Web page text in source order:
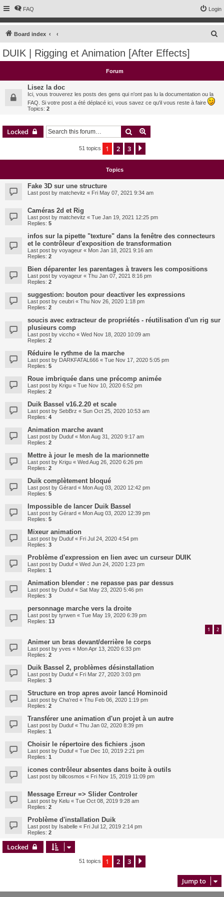
FAQ Login
Board index
c
DUIK | Rigging et Animation [After Effects]
Forum
Lisez la doc
Ici, vous trouverez les posts des gens qui n'ont pas lu la documentation ou la
FAQ. Si votre post a été déplacé ici, vous savez ce qu'il vous reste à faire
Topics: 2
Locked Search
51 topics 1 2 3
Topics
Fake 3D sur une structure
Last post by matchevitz « Fri May 07, 2021 9:34 am
Caméras 2d et Rig
Last post by matchevitz « Tue Jan 19, 2021 12:25 pm
Replies: 5
infos sur la pipette "texture" dans la fenêtre des connecteurs
et le contrôleur d'exposition de transformation
Last post by voyageur « Mon Jan 18, 2021 9:16 am
Replies: 2
Bien déparenter les parentages à travers les compositions
Last post by voyageur « Thu Jan 07, 2021 8:16 pm
Replies: 2
suggestion: bouton pour deactiver les expressions
Last post by ceubri « Thu Nov 26, 2020 1:18 pm
Replies: 2
soucis avec extracteur de propriétés - réutilisation d'un rig sur
plusieurs comp
Last post by viccho « Wed Nov 18, 2020 10:09 am
Replies: 2
Réduire le rythme de la marche
Last post by DARKFATAL666 « Tue Nov 17, 2020 5:05 pm
Replies: 5
Roue imbriquée dans une précomp animée
Last post by Krigu « Tue Nov 10, 2020 6:52 pm
Replies: 2
Duik Bassel v16.2.20 et scale
Last post by SebBrz « Sun Oct 25, 2020 10:53 am
Replies: 4
Animation marche avant
Last post by Duduf « Mon Aug 31, 2020 9:17 am
Replies: 2
Mettre à jour le mesh de la marionnette
Last post by Krigu « Wed Aug 26, 2020 6:26 pm
Replies: 2
Duik complètement bloqué
Last post by Gérard « Mon Aug 03, 2020 12:42 pm
Replies: 5
Impossible de lancer Duik Bassel
Last post by Gérard « Mon Aug 03, 2020 12:39 pm
Replies: 5
Mixeur animation
Last post by Duduf « Fri Jul 24, 2020 4:54 pm
Replies: 3
Problème d'expression en lien avec un curseur DUIK
Last post by Duduf « Wed Jun 24, 2020 1:23 pm
Replies: 1
Animation blender : ne repasse pas par dessus
Last post by Duduf « Sat May 23, 2020 5:46 pm
Replies: 3
personnage marche vers la droite
Last post by tyrwen « Tue May 19, 2020 6:39 pm
Replies: 13
1 2
Animer un bras devant/derrière le corps
Last post by yves « Mon Apr 13, 2020 6:33 pm
Replies: 2
Duik Bassel 2, problèmes désinstallation
Last post by Duduf « Fri Mar 27, 2020 3:03 pm
Replies: 3
Structure en trop apres avoir lancé Hominoid
Last post by Cha'red « Thu Feb 06, 2020 1:19 pm
Replies: 2
Transférer une animation d'un projet à un autre
Last post by Duduf « Thu Jan 02, 2020 8:39 pm
Replies: 1
Choisir le répertoire des fichiers .json
Last post by Duduf « Tue Dec 10, 2019 2:21 pm
Replies: 1
icones contrôleur absentes dans boite à outils
Last post by billcosmos « Fri Nov 15, 2019 11:09 pm
Message Erreur => Slider Controler
Last post by Kelu « Tue Oct 08, 2019 9:28 am
Replies: 2
Problème d'installation Duik
Last post by Isabelle « Fri Jul 12, 2019 2:14 pm
Replies: 2
Locked
51 topics 1 2 3
Jump to